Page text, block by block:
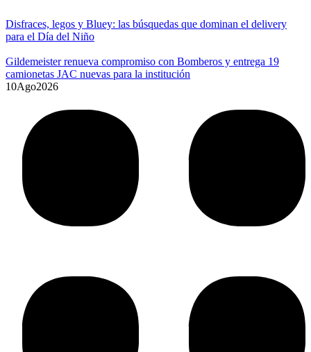
Disfraces, legos y Bluey: las búsquedas que dominan el delivery
para el Día del Niño
Gildemeister renueva compromiso con Bomberos y entrega 19
camionetas JAC nuevas para la institución
10Ago2026